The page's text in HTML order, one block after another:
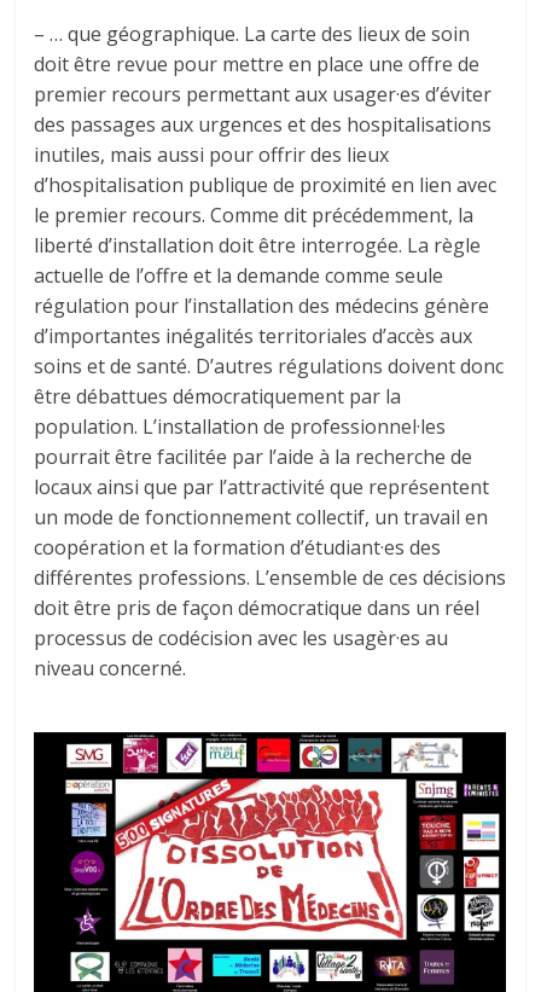
– … que géographique. La carte des lieux de soin
doit être revue pour mettre en place une offre de
premier recours permettant aux usager·es d’éviter
des passages aux urgences et des hospitalisations
inutiles, mais aussi pour offrir des lieux
d’hospitalisation publique de proximité en lien avec
le premier recours. Comme dit précédemment, la
liberté d’installation doit être interrogée. La règle
actuelle de l’offre et la demande comme seule
régulation pour l’installation des médecins génère
d’importantes inégalités territoriales d’accès aux
soins et de santé. D’autres régulations doivent donc
être débattues démocratiquement par la
population. L’installation de professionnel·les
pourrait être facilitée par l’aide à la recherche de
locaux ainsi que par l’attractivité que représentent
un mode de fonctionnement collectif, un travail en
coopération et la formation d’étudiant·es des
différentes professions. L’ensemble de ces décisions
doit être pris de façon démocratique dans un réel
processus de codécision avec les usagèr·es au
niveau concerné.